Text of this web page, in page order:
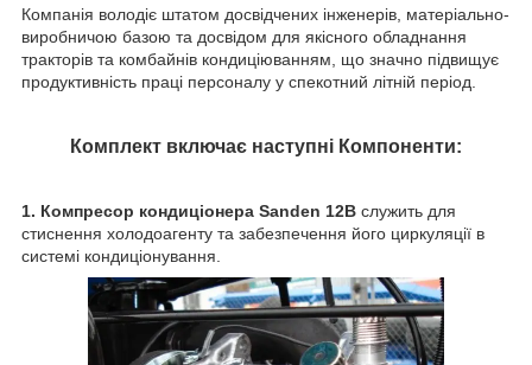
Компанія володіє штатом досвідчених інженерів, матеріально-
виробничою базою та досвідом для якісного обладнання
тракторів та комбайнів кондиціюванням, що значно підвищує
продуктивність праці персоналу у спекотний літній період.
Комплект включає наступні Компоненти:
1. Компресор кондиціонера Sanden 12В служить для
стиснення холодоагенту та забезпечення його циркуляції в
системі кондиціонування.